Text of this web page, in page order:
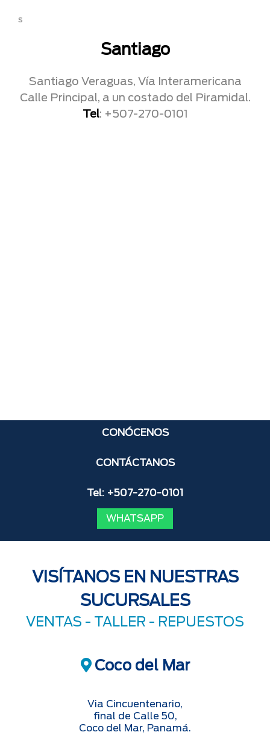
s
Santiago
Santiago Veraguas, Vía Interamericana
Calle Principal, a un costado del Piramidal.
Tel: +507-270-0101
CONÓCENOS
CONTÁCTANOS
Tel: +507-270-0101
WHATSAPP
VISÍTANOS EN NUESTRAS
SUCURSALES
VENTAS - TALLER - REPUESTOS
Coco del Mar
Via Cincuentenario,
final de Calle 50,
Coco del Mar, Panamá.